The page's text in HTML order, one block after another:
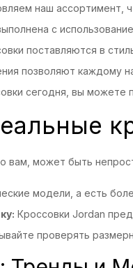
наш ассортимент,
с
поставляются в
позволяют каждому
сегодня, вы
вам, может быть
модели, а есть
Кроссовки Jordan
проверять